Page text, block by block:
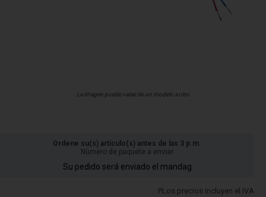
La imagen puede variar de un modelo a otro
Ordene su(s) artículo(s) antes de las 3 p.m.
Número de paquete a enviar
Su pedido será enviado el mandag
PLos precios incluyen el IVA